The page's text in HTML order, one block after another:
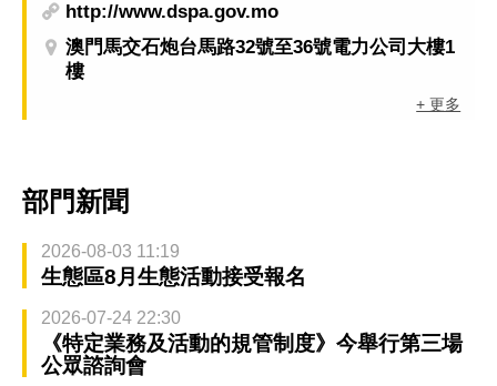
http://www.dspa.gov.mo
澳門馬交石炮台馬路32號至36號電力公司大樓1
樓
+ 更多
部門新聞
2026-08-03 11:19
生態區8月生態活動接受報名
2026-07-24 22:30
《特定業務及活動的規管制度》今舉行第三場
公眾諮詢會